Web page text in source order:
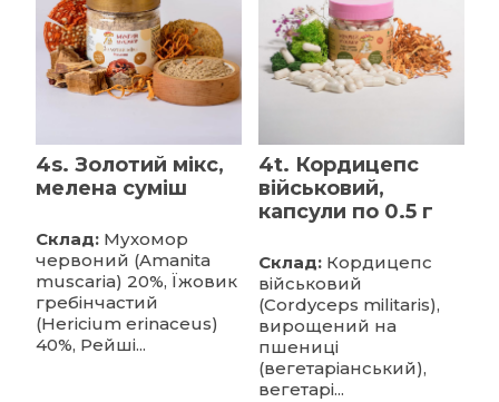
4s. Золотий мікс,
мелена суміш
Склад:Мухомор
червоний (Amanita
muscaria) 20%, Їжовик
гребінчастий
(Hericium erinaceus)
40%, Рейші...
4t. Кордицепс
військовий,
капсули по 0.5 г
Склад: Кордицепс
військовий
(Cordyceps militaris),
вирощений на
пшениці
(вегетаріанський),
вегетарі...